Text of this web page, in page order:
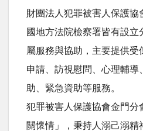
財團法人犯罪被害人保護協
國地方法院檢察署皆有設立
屬服務與協助，主要提供受
申請、訪視慰問、心理輔導
助、緊急資助等服務。
犯罪被害人保護協會金門分
關懷情」，秉持人溺己溺精